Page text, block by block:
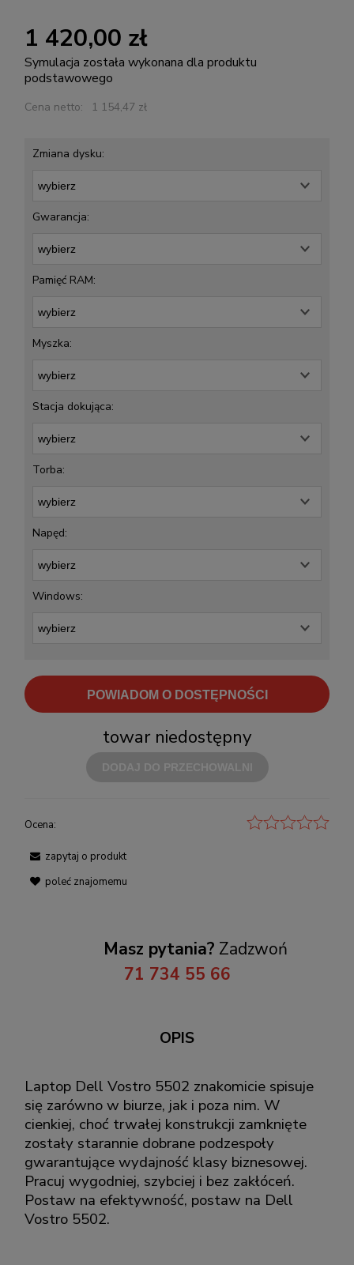
1 420,00 zł
Symulacja została wykonana dla produktu
podstawowego
Cena netto: 1 154,47 zł
Zmiana dysku:
Gwarancja:
Pamięć RAM:
Myszka:
Stacja dokująca:
Torba:
Napęd:
Windows:
POWIADOM O DOSTĘPNOŚCI
towar niedostępny
Ocena:
zapytaj o produkt
poleć znajomemu
Masz pytania? Zadzwoń
71 734 55 66
OPIS
Laptop Dell Vostro 5502 znakomicie spisuje
się zarówno w biurze, jak i poza nim. W
cienkiej, choć trwałej konstrukcji zamknięte
zostały starannie dobrane podzespoły
gwarantujące wydajność klasy biznesowej.
Pracuj wygodniej, szybciej i bez zakłóceń.
Postaw na efektywność, postaw na Dell
Vostro 5502.